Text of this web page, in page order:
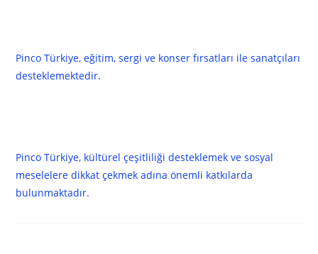
Pinco Türkiye, eğitim, sergi ve konser fırsatları ile sanatçıları
desteklemektedir.
Pinco Türkiye, kültürel çeşitliliği desteklemek ve sosyal
meselelere dikkat çekmek adına önemli katkılarda
bulunmaktadır.